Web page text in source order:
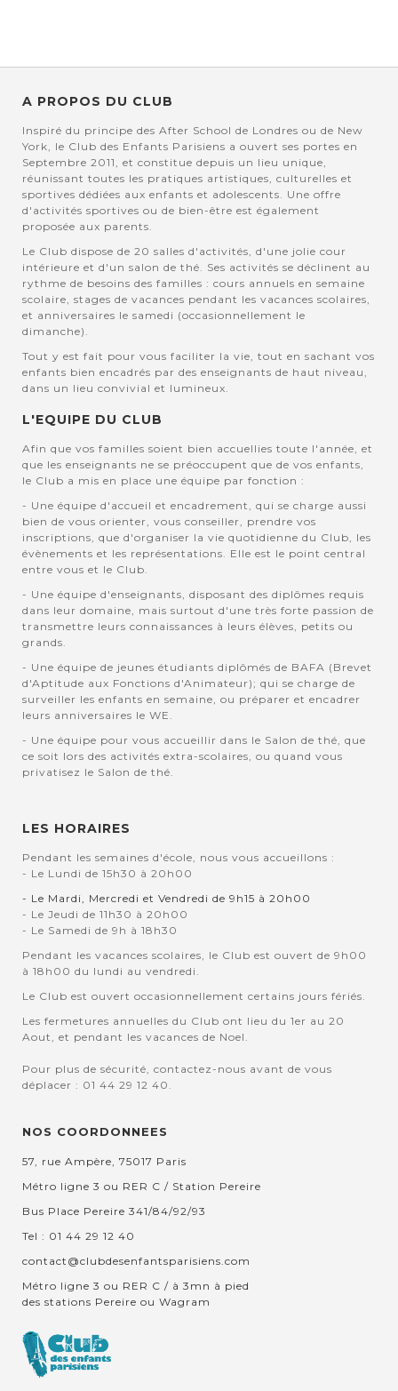
A PROPOS DU CLUB
Inspiré du principe des After School de Londres ou de New
York, le Club des Enfants Parisiens a ouvert ses portes en
Septembre 2011, et constitue depuis un lieu unique,
réunissant toutes les pratiques artistiques, culturelles et
sportives dédiées aux enfants et adolescents. Une offre
d'activités sportives ou de bien-être est également
proposée aux parents.
Le Club dispose de 20 salles d'activités, d'une jolie cour
intérieure et d'un salon de thé. Ses activités se déclinent au
rythme de besoins des familles : cours annuels en semaine
scolaire, stages de vacances pendant les vacances scolaires,
et anniversaires le samedi (occasionnellement le
dimanche).
Tout y est fait pour vous faciliter la vie, tout en sachant vos
enfants bien encadrés par des enseignants de haut niveau,
dans un lieu convivial et lumineux.
L'EQUIPE DU CLUB
Afin que vos familles soient bien accuellies toute l'année, et
que les enseignants ne se préoccupent que de vos enfants,
le Club a mis en place une équipe par fonction :
- Une équipe d'accueil et encadrement, qui se charge aussi
bien de vous orienter, vous conseiller, prendre vos
inscriptions, que d'organiser la vie quotidienne du Club, les
évènements et les représentations. Elle est le point central
entre vous et le Club.
- Une équipe d'enseignants, disposant des diplômes requis
dans leur domaine, mais surtout d'une très forte passion de
transmettre leurs connaissances à leurs élèves, petits ou
grands.
- Une équipe de jeunes étudiants diplômés de BAFA (Brevet
d'Aptitude aux Fonctions d'Animateur); qui se charge de
surveiller les enfants en semaine, ou préparer et encadrer
leurs anniversaires le WE.
- Une équipe pour vous accueillir dans le Salon de thé, que
ce soit lors des activités extra-scolaires, ou quand vous
privatisez le Salon de thé.
LES HORAIRES
Pendant les semaines d'école, nous vous accueillons :
- Le Lundi de 15h30 à 20h00
- Le Mardi, Mercredi et Vendredi de 9h15 à 20h00
- Le Jeudi de 11h30 à 20h00
- Le Samedi de 9h à 18h30
Pendant les vacances scolaires, le Club est ouvert de 9h00
à 18h00 du lundi au vendredi.
Le Club est ouvert occasionnellement certains jours fériés.
Les fermetures annuelles du Club ont lieu du 1er au 20
Aout, et pendant les vacances de Noel.
Pour plus de sécurité, contactez-nous avant de vous
déplacer : 01 44 29 12 40.
NOS COORDONNEES
57, rue Ampère, 75017 Paris
Métro ligne 3 ou RER C / Station Pereire
Bus Place Pereire 341/84/92/93
Tel : 01 44 29 12 40
contact@clubdesenfantsparisiens.com
Métro ligne 3 ou RER C / à 3mn à pied
des stations Pereire ou Wagram